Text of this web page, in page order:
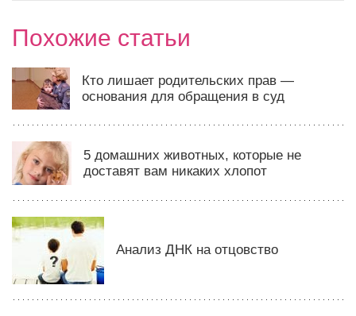
Похожие статьи
Кто лишает родительских прав —
основания для обращения в суд
5 домашних животных, которые не
доставят вам никаких хлопот
Анализ ДНК на отцовство